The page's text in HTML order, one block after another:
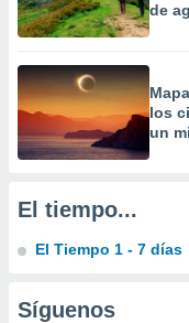
mediante
publicidad
1199
de
los
un
El tiempo...
El Tiempo 1 - 7 días
Síguenos